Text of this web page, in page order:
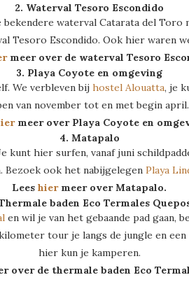
2. Waterval Tesoro Escondido
waterval Catarata del Toro
Tesoro Escondido. Ook hier waren
meer over de waterval Tesoro
3. Playa Coyote en omgeving
We verbleven bij hostel Alouatta, je
van november tot en met begin april.
meer over Playa Coyote en
4. Matapalo
kunt hier surfen, vanaf juni
Bezoek ook het nabijgelegenPlaya
Leeshiermeer over Matapalo.
baden Eco Termales
en wil je van het gebaande pad gaan,
tour je langs de jungle en
hier kun je kamperen.
over de thermale baden Eco